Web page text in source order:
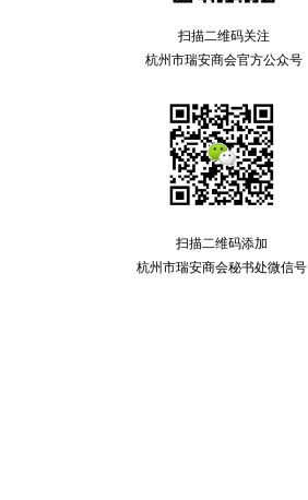
扫描二维码添加
杭州市瑞安商会秘书处微信号
扫描二维码关注
杭州市瑞安商会官方公众号